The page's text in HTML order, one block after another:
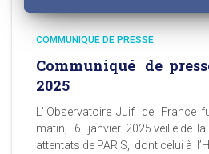
COMMUNIQUE DE PRESSE
Communiqué de
2025
L’ Observatoire Juif de France
matin, 6 janvier 2025 veille de
attentats de PARIS, dont celui à